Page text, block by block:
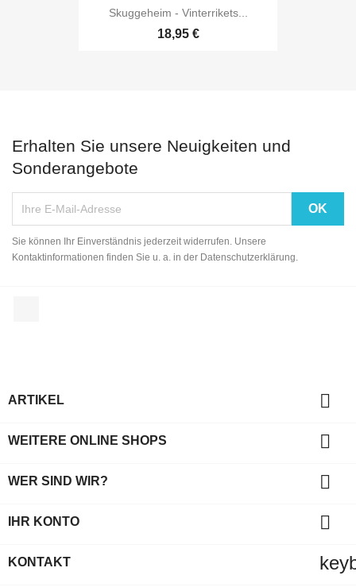
Skuggeheim - Vinterrikets...
18,95 €
Erhalten Sie unsere Neuigkeiten und
Sonderangebote
Sie können Ihr Einverständnis jederzeit widerrufen. Unsere
Kontaktinformationen finden Sie u. a. in der Datenschutzerklärung.
ARTIKEL 
WEITERE ONLINE SHOPS 
WER SIND WIR? 
IHR KONTO 
KONTAKT